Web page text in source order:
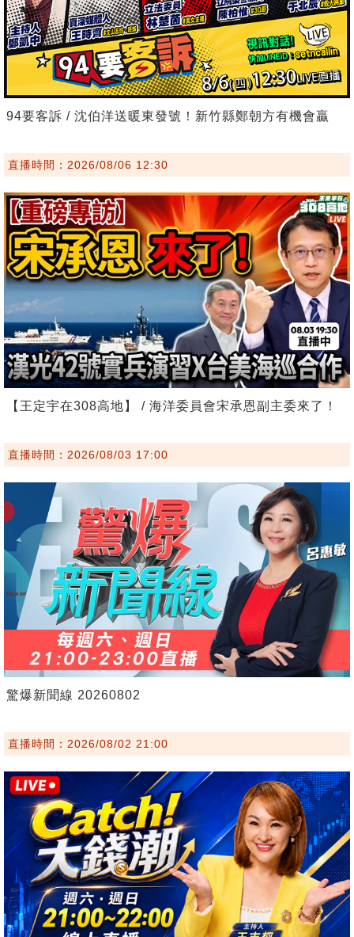
94要客訴 / 沈伯洋送暖東發號！新竹縣鄭朝方有機會贏
直播時間：2026/08/06 12:30
【王定宇在308高地】 / 海洋委員會宋承恩副主委來了！
直播時間：2026/08/03 17:00
驚爆新聞線 20260802
直播時間：2026/08/02 21:00